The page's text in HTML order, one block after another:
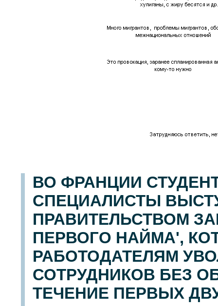
ВО ФРАНЦИИ
СПЕЦИАЛИСТЫ
ПРАВИТЕЛЬСТВОМ
ПЕРВОГО НАЙМА',
РАБОТОДАТЕЛЯМ
СОТРУДНИКОВ БЕЗ
ТЕЧЕНИЕ ПЕРВЫХ